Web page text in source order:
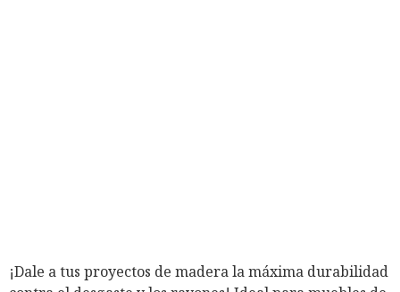
¡Dale a tus proyectos de madera la máxima durabilidad